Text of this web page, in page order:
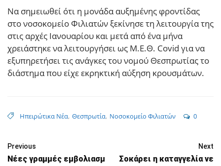
Να σημειωθεί ότι η μονάδα αυξημένης φροντίδας
στο νοσοκομείο Φιλιατών ξεκίνησε τη λειτουργία της
στις αρχές Ιανουαρίου και μετά από ένα μήνα
χρειάστηκε να λειτουργήσει ως Μ.Ε.Θ. Covid για να
εξυπηρετήσει τις ανάγκες του νομού Θεσπρωτίας το
διάστημα που είχε εκρηκτική αύξηση κρουσμάτων.
Ηπειρώτικα Νέα, Θεσπρωτία, Νοσοκομείο Φιλιατών 0
Previous
Νέες γραμμές εμβολιασμ
Next
Σοκάρει η καταγγελία νε